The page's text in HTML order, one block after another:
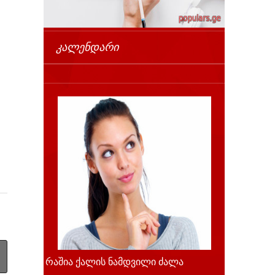
ᲙᲐᲚᲔᲜᲓᲐᲠᲘ
რაშია ქალის ნამდვილი ძალა